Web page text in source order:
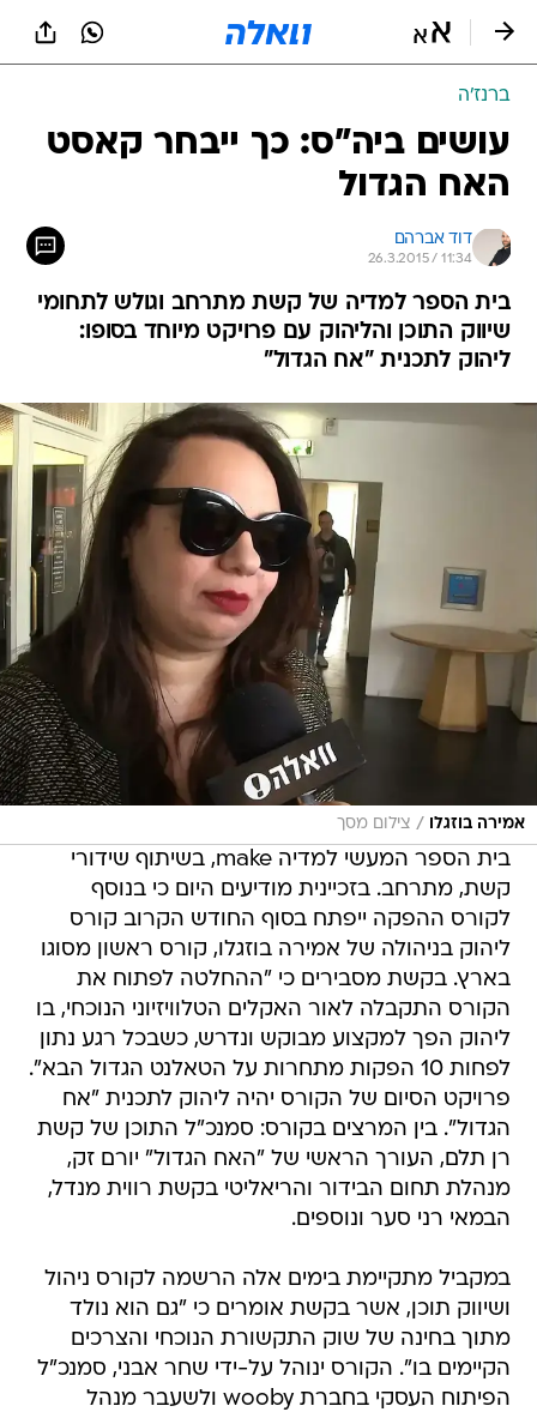
ברנז'ה
עושים ביה"ס: כך ייבחר קאסט
האח הגדול
דוד אברהם
26.3.2015 / 11:34
בית הספר למדיה של קשת מתרחב וגולש לתחומי
שיווק התוכן והליהוק עם פרויקט מיוחד בסופו:
ליהוק לתכנית "אח הגדול"
אמירה בוזגלו / צילום מסך
בית הספר המעשי למדיה make, בשיתוף שידורי
קשת, מתרחב. בזכיינית מודיעים היום כי בנוסף
לקורס ההפקה ייפתח בסוף החודש הקרוב קורס
ליהוק בניהולה של אמירה בוזגלו, קורס ראשון מסוגו
בארץ. בקשת מסבירים כי "ההחלטה לפתוח את
הקורס התקבלה לאור האקלים הטלוויזיוני הנוכחי, בו
ליהוק הפך למקצוע מבוקש ונדרש, כשבכל רגע נתון
לפחות 10 הפקות מתחרות על הטאלנט הגדול הבא".
פרויקט הסיום של הקורס יהיה ליהוק לתכנית "אח
הגדול". בין המרצים בקורס: סמנכ"ל התוכן של קשת
רן תלם, העורך הראשי של "האח הגדול" יורם זק,
מנהלת תחום הבידור והריאליטי בקשת רווית מנדל,
הבמאי רני סער ונוספים.
במקביל מתקיימת בימים אלה הרשמה לקורס ניהול
ושיווק תוכן, אשר בקשת אומרים כי "גם הוא נולד
מתוך בחינה של שוק התקשורת הנוכחי והצרכים
הקיימים בו". הקורס ינוהל על-ידי שחר אבני, סמנכ"ל
הפיתוח העסקי בחברת wooby ולשעבר מנהל